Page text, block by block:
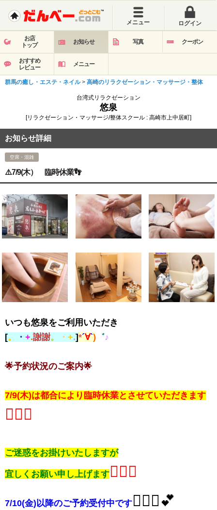
メニュー ログイン
お店
トップ
お知らせ 写真 クーポン
おすすめ
レビュー
メニュー
群馬の癒し・エステ・ネイル> 高崎のリラクゼーション・マッサージ・整体
台湾式リラクゼーション
悠泉
[リラクゼーション・マッサージ/整体スクール : 高崎市上中居町]
お知らせ詳細
空席・混雑
⚠️7/9(木） 臨時休業👣
いつも悠泉をご利用いただき
[。 ・ +.謝謝。 ・ +.]*´∀`) ゛♪
🌟予約状況のご案内🌟
7/9(木)は都合により 臨時休業とさせていただきます
🙇🏻‍♀️
ご迷惑をお掛けいたしますが
宜しくお願い申し上げます🙇🏻‍♀️
7/10(金)以降のご予約受付中です💁🏻‍♀️💕